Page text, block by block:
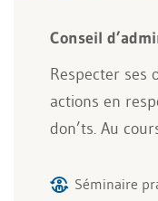
Conseil
Respecter ses
actions en
don’ts. Au
Séminaire